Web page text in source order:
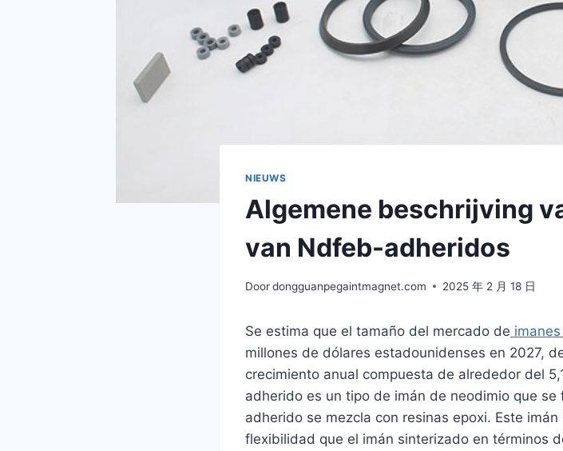
NIEUWS
Algemene beschrijving
van Ndfeb-adheridos
Doordongguanpegaintmagnet.com 2025 年 2 月 18 日
Se estima que el tamaño del mercado de
millones de dólares estadounidenses en 2027,
crecimiento anual compuesta de alrededor del
adherido es un tipo de imán de neodimio que
adherido se mezcla con resinas epoxi. Este
flexibilidad que el imán sinterizado en términos